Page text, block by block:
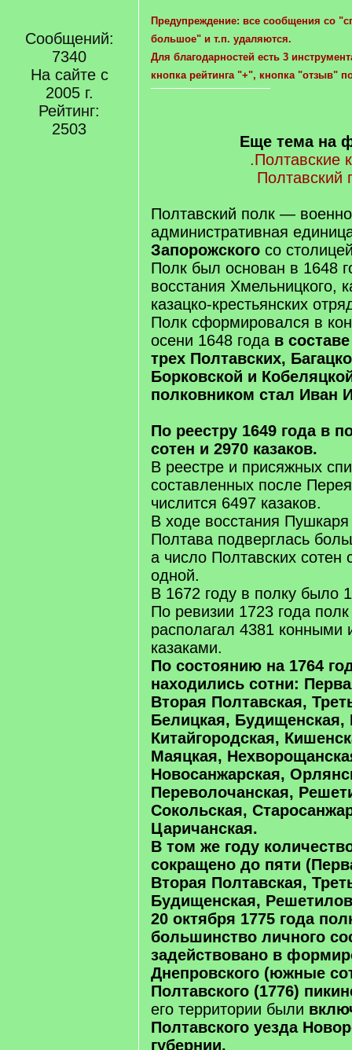
Сообщений:
7340
На сайте с
2005 г.
Рейтинг:
2503
Предупреждение: все сообщения со
большое" и т.п. удаляются.
Для благодарностей есть 3
кнопка рейтинга "+", кнопка "отзыв"
Еще тема на
.Полтавские
Полтавский
Полтавский полк —
административная
Запорожского со
Полк был основан в 1648
восстания Хмельницкого,
казацко-крестьянских
Полк сформировался в
осени 1648 года в
трех Полтавских,
Борковской и
полковником стал Иван
По реестру 1649 года в
сотен и 2970 казаков.
В реестре и присяжных
составленных после
числится 6497 казаков.
В ходе восстания
Полтава подверглась
а число Полтавских сотен
одной.
В 1672 году в полку было
По ревизии 1723 года
располагал 4381
казаками.
По состоянию на 1764
находились сотни:
Вторая Полтавская,
Белицкая, Будищенская,
Китайгородская,
Маяцкая,
Новосанжарская,
Переволочанская,
Сокольская,
Царичанская.
В том же году
сокращено до пяти
Вторая Полтавская,
Будищенская,
20 октября 1775 года
большинство личного
задействовано в
Днепровского (южные
Полтавского (1776)
его территории были
Полтавского уезда
губернии.